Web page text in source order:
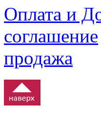
Оплата и
соглашение
продажа